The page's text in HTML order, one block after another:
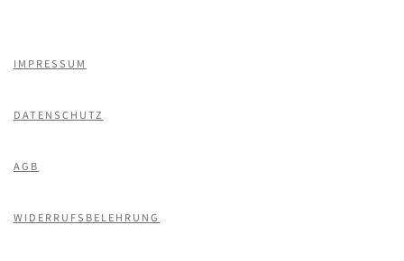
IMPRESSUM
DATENSCHUTZ
AGB
WIDERRUFSBELEHRUNG